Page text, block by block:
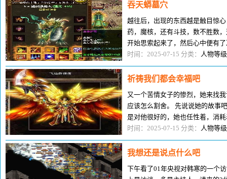
吞天蟒墓穴
越往后，出现的东西越是触目惊
药，魔核，还有斗技，数不胜数
开始思索起来了，然后心中便有
也是吧认为有用的东西都收进纳戒
时间：2025-07-15 分类： 人物等级
祈祷我们都会幸福吧
又一个苦情女子的惨烈，她来找
应该怎么割舍。 先说说她的故事
是对他很好的，她也任性着，消
才领悟到，原来自己已经什么给
时间：2025-07-15 分类： 人物等级
我想还是说点什么吧
下午看了01年央视对韩寒的一个